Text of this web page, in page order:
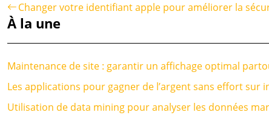
Changer votre identifiant apple pour améliorer la
À la une
Maintenance de site : garantir un affichage optimal
Les applications pour gagner de l’argent sans effort sur
Utilisation de data mining pour analyser les données